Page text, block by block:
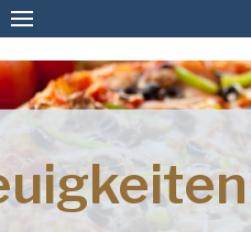
Personalisierte
Backformen und -